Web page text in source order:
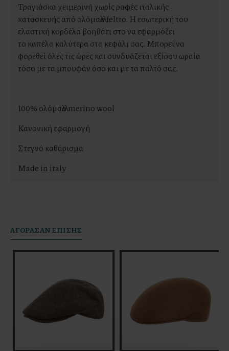
Τραγιάσκα χειμερινή χωρίς ραφές ιταλικής
κατασκευής από ολόμαλλο feltro. Η εσωτερική του
ελαστική κορδέλα βοηθάει στο να εφαρμόζει
το καπέλο καλύτερα στο κεφάλι σας. Μπορεί να
φορεθεί όλες τις ώρες και συνδυάζεται εξίσου ωραία
τόσο με τα μπουφάν όσο και με τα παλτό σας.
100% ολόμαλλο merino wool
Κανονική εφαρμογή
Στεγνό καθάρισμα
Made in italy
AΓΟΡΆΣΑΝ ΕΠΊΣΗΣ